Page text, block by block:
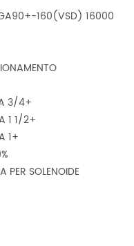
160(VSD) 16000
3/4+
1 1/2+
1+
SOLENOIDE